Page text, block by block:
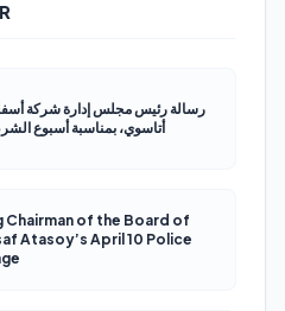
رسالة رئيس مجلس إدارة شركة
أتاسوي، بمناسبة أسبوع الشرطة في
Chairman of the Board of
Atasoy’s April 10 Police